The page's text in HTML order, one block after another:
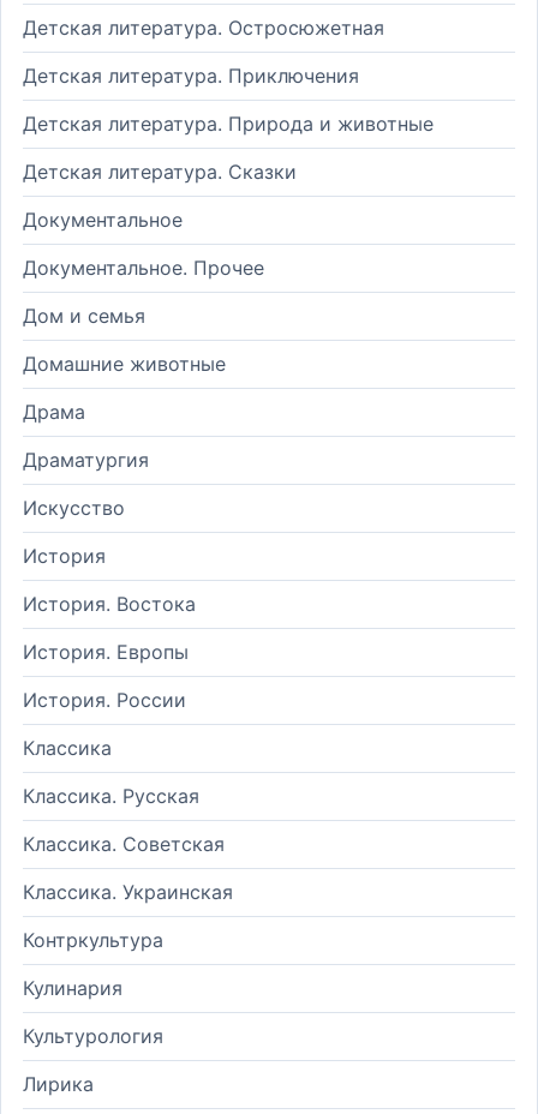
Детская литература. Остросюжетная
Детская литература. Приключения
Детская литература. Природа и животные
Детская литература. Сказки
Документальное
Документальное. Прочее
Дом и семья
Домашние животные
Драма
Драматургия
Искусство
История
История. Востока
История. Европы
История. России
Классика
Классика. Русская
Классика. Советская
Классика. Украинская
Контркультура
Кулинария
Культурология
Лирика